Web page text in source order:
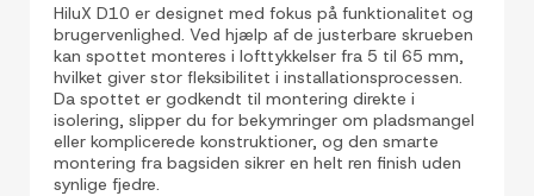
HiluX D10 er designet med fokus på funktionalitet og
brugervenlighed. Ved hjælp af de justerbare skrueben
kan spottet monteres i lofttykkelser fra 5 til 65 mm,
hvilket giver stor fleksibilitet i installationsprocessen.
Da spottet er godkendt til montering direkte i
isolering, slipper du for bekymringer om pladsmangel
eller komplicerede konstruktioner, og den smarte
montering fra bagsiden sikrer en helt ren finish uden
synlige fjedre.